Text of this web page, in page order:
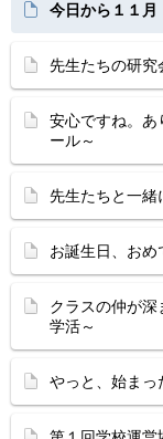
今日から１１
先生たちの研
安心ですね。
ール～
先生たちと一
お誕生日、お
クラスの仲が
学活～
やっと、始ま